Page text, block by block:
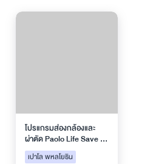
โปรแกรมส่องกล้องและ
ผ่าตัด Paolo Life Save &
Safe
เปาโล พหลโยธิน